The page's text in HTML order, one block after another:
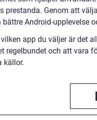
prestanda. Genom att
bättre Android-upplevelse
app du väljer är det
regelbundet och att vara
källor.